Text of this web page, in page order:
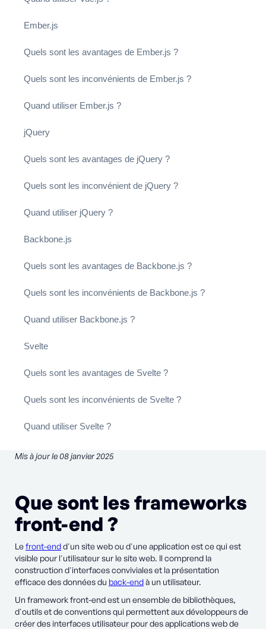
Ember.js
Quels sont les avantages de Ember.js ?
Quels sont les inconvénients de Ember.js ?
Quand utiliser Ember.js ?
jQuery
Quels sont les avantages de jQuery ?
Quels sont les inconvénient de jQuery ?
Quand utiliser jQuery ?
Backbone.js
Quels sont les avantages de Backbone.js ?
Quels sont les inconvénients de Backbone.js ?
Quand utiliser Backbone.js ?
Svelte
Quels sont les avantages de Svelte ?
Quels sont les inconvénients de Svelte ?
Quand utiliser Svelte ?
Mis à jour le 08 janvier 2025
Que sont les frameworks
front-end ?
Lefront-endd'un site web ou d'une application est ce qui est
visible pour l'utilisateur sur le site web. Il comprend la
construction d'interfaces conviviales et la présentation
efficace des données du back-endà un utilisateur.
Un framework front-end est un ensemble de bibliothèques,
d'outils et de conventions qui permettent aux développeurs de
créer des interfaces utilisateur pour des applications web de